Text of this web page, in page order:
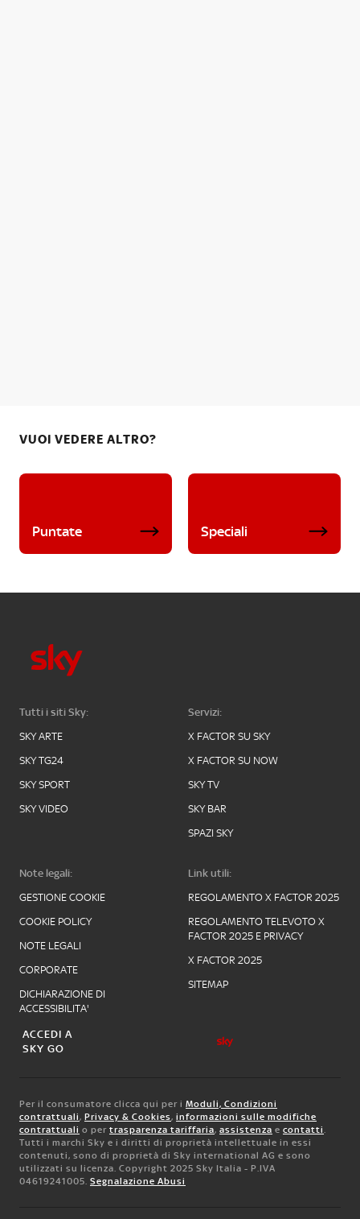
VUOI VEDERE ALTRO?
Puntate Speciali
Tutti i siti Sky:
SKY ARTE
SKY TG24
SKY SPORT
SKY VIDEO
Servizi:
X FACTOR SU SKY
X FACTOR SU NOW
SKY TV
SKY BAR
SPAZI SKY
Note legali:
GESTIONE COOKIE
COOKIE POLICY
NOTE LEGALI
CORPORATE
DICHIARAZIONE DI
ACCESSIBILITA'
Link utili:
REGOLAMENTO X FACTOR 2025
REGOLAMENTO TELEVOTO X
FACTOR 2025 E PRIVACY
X FACTOR 2025
SITEMAP
ACCEDI A
SKY GO
Per il consumatore clicca qui per i Moduli, Condizioni
contrattuali, Privacy & Cookies, informazioni sulle modifiche
contrattuali o per trasparenza tariffaria, assistenza e contatti.
Tutti i marchi Sky e i diritti di proprietà intellettuale in essi
contenuti, sono di proprietà di Sky international AG e sono
utilizzati su licenza. Copyright 2025 Sky Italia - P.IVA
04619241005. Segnalazione Abusi